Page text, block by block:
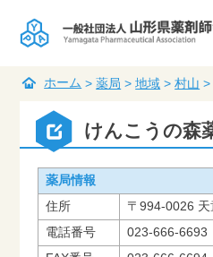
ホーム >薬局 >地域 >村山 >
けんこうの森
薬局情報
住所
〒994-0026
電話番号
023-666-6693